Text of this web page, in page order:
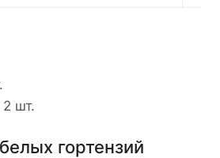
2 шт.
гортензий